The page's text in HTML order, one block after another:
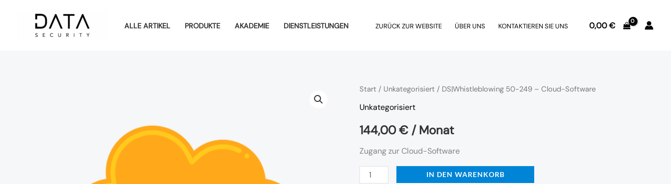
ALLE ARTIKEL PRODUKTE AKADEMIE DIENSTLEISTUNGEN ZURÜCK ZUR WEBSITE ÜBER UNS KONTAKTIEREN SIE UNS 0,00€
Start / Unkategorisiert / DS|Whistleblowing 50-249 – Cloud-Software
Unkategorisiert
144,00€ / Monat
Zugang zur Cloud-Software
DS|Whistleblowing
50-
-
Cloud-
Menge
IN DEN WARENKORB